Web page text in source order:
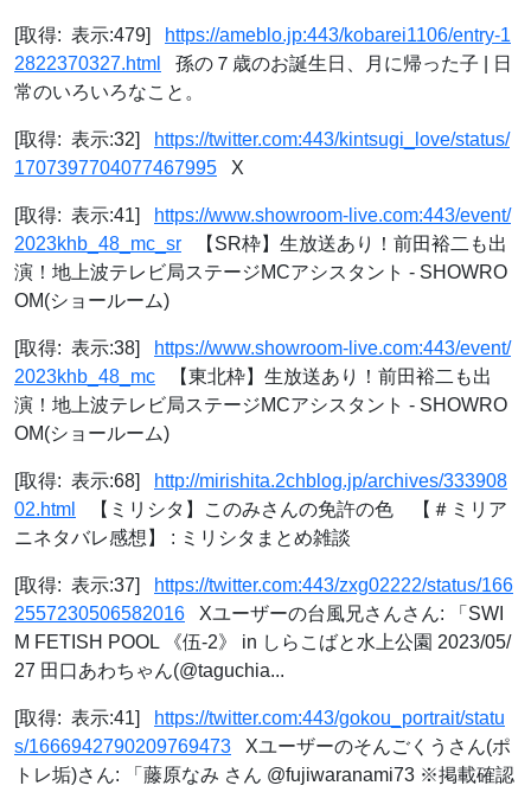
[取得: 表示:479]
https://ameblo.jp:443/kobarei1106/entry-1
2822370327.html
孫の７歳のお誕生日、月に帰った子 | 日
常のいろいろなこと。
[取得: 表示:32]
https://twitter.com:443/kintsugi_love/status/
1707397704077467995 X
[取得: 表示:41]
https://www.showroom-live.com:443/event/
2023khb_48_mc_sr 【SR枠】生放送あり！前田裕二も出
演！地上波テレビ局ステージMCアシスタント - SHOWRO
OM(ショールーム)
[取得: 表示:38]
https://www.showroom-live.com:443/event/
2023khb_48_mc 【東北枠】生放送あり！前田裕二も出
演！地上波テレビ局ステージMCアシスタント - SHOWRO
OM(ショールーム)
[取得: 表示:68]
http://mirishita.2chblog.jp/archives/333908
02.html
【ミリシタ】このみさんの免許の色 【＃ミリア
ニネタバレ感想】 : ミリシタまとめ雑談
[取得: 表示:37]
https://twitter.com:443/zxg02222/status/166
2557230506582016 Xユーザーの台風兄さんさん: 「SWI
M FETISH POOL 《伍-2》 in しらこばと水上公園 2023/05/
27 田口あわちゃん(@taguchia...
[取得: 表示:41]
https://twitter.com:443/gokou_portrait/statu
s/1666942790209769473 Xユーザーのそんごくうさん(ポ
トレ垢)さん: 「藤原なみ さん @fujiwaranami73 ※掲載確認